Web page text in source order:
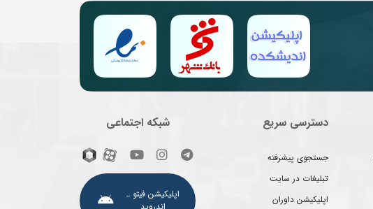
دسترسی سریع
جستجوی پیشرفته
تبلیغات در سایت
اپلیکیشن داوران
شبکه اجتماعی
اپلیکیشن فیتو ـ